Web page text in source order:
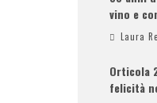
vino e
Laura
Orticola
felicità